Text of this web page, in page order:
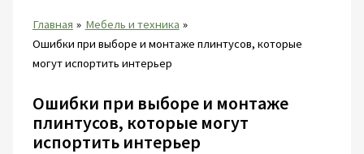
Главная
Мебель и техника
Ошибки при выборе и монтаже плинтусов, которые
могут испортить интерьер
Ошибки при выборе и монтаже
плинтусов, которые могут
испортить интерьер